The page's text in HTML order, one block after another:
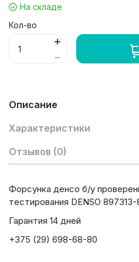
На складе
Кол-во
Описание
Характеристики
Отзывов (0)
Форсунка денсо б/у
тестирования DENSO 897313-
Гарантия 14 дней
+375 (29) 698-68-80